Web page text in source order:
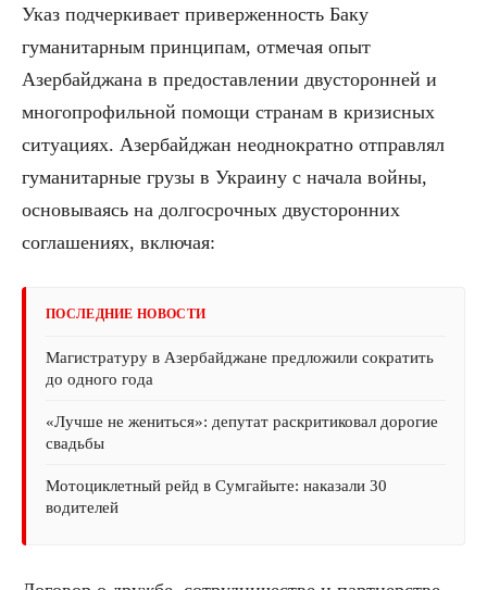
Указ подчеркивает приверженность Баку
гуманитарным принципам, отмечая опыт
Азербайджана в предоставлении двусторонней и
многопрофильной помощи странам в кризисных
ситуациях. Азербайджан неоднократно отправлял
гуманитарные грузы в Украину с начала войны,
основываясь на долгосрочных двусторонних
соглашениях, включая:
ПОСЛЕДНИЕ НОВОСТИ
Магистратуру в Азербайджане предложили сократить
до одного года
«Лучше не жениться»: депутат раскритиковал дорогие
свадьбы
Мотоциклетный рейд в Сумгайыте: наказали 30
водителей